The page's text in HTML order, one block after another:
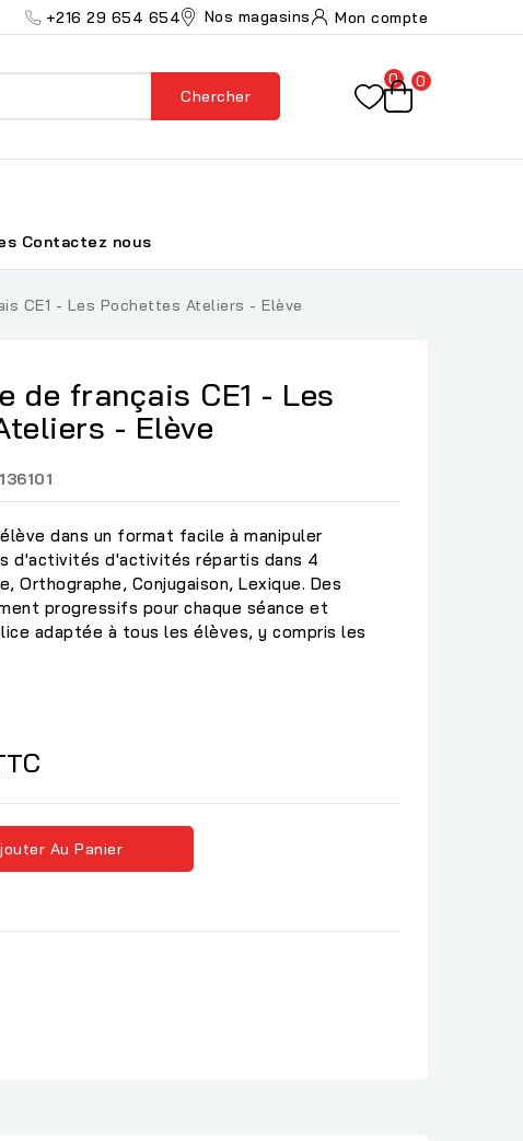
+216 29 654 654 Nos magasins Mon compte
Chercher
0 0
Contactez nous
CE1 - Les Pochettes Ateliers - Elève
de français CE1 - Les
- Elève
dans un format facile à manipuler
d'activités d'activités répartis dans 4
Orthographe, Conjugaison, Lexique. Des
progressifs pour chaque séance et
adaptée à tous les élèves, y compris les
Au Panier